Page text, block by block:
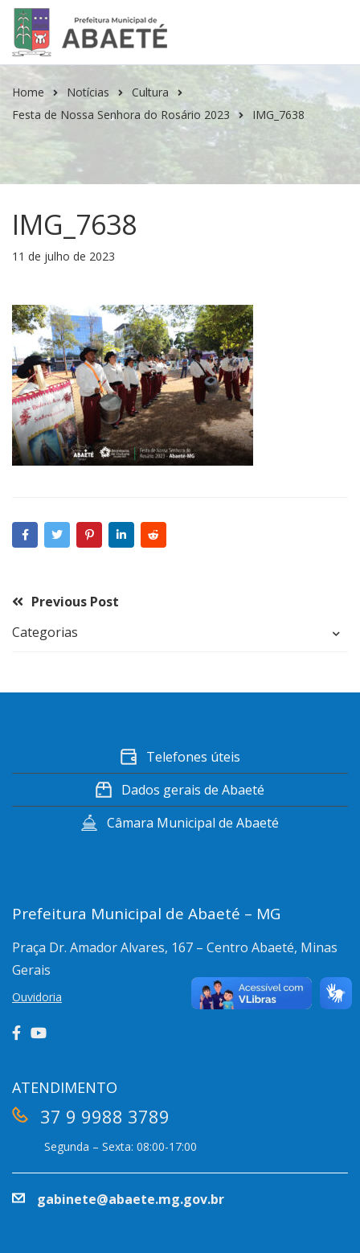
Home Notícias
Cultura
Festa de Nossa Senhora do Rosário 2023
IMG_7638
IMG_7638
11 de julho de 2023
Previous Post
Categorias
Telefones úteis
Dados gerais de Abaeté
Câmara Municipal de Abaeté
Prefeitura Municipal de Abaeté – MG
Praça Dr. Amador Alvares, 167 – Centro Abaeté, Minas
Gerais
Ouvidoria
ATENDIMENTO
37 9 9988 3789
Segunda – Sexta: 08:00-17:00
gabinete@abaete.mg.gov.br